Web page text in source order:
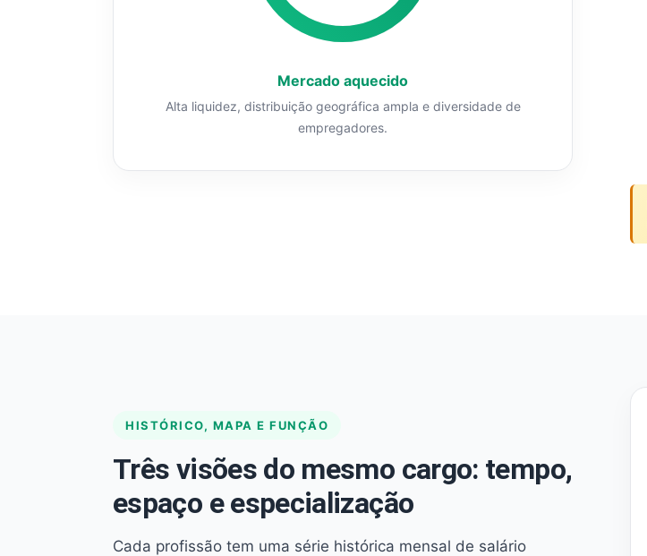
Mercado aquecido
Alta liquidez, distribuição geográfica ampla e diversidade de
empregadores.
HISTÓRICO, MAPA E FUNÇÃO
Três visões do mesmo cargo: tempo,
espaço e especialização
Cada profissão tem uma série histórica mensal de salário